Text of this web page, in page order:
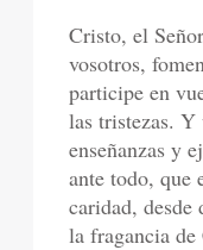
Cristo, el
vosotros,
participe en
las tristezas. Y
enseñanzas y
ante todo, que
caridad, desde
la fragancia de